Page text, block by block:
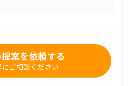
案を依頼する
にご相談ください